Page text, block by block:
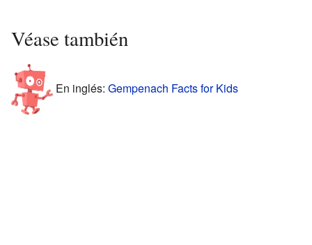
Véase también
En inglés: Gempenach Facts for Kids